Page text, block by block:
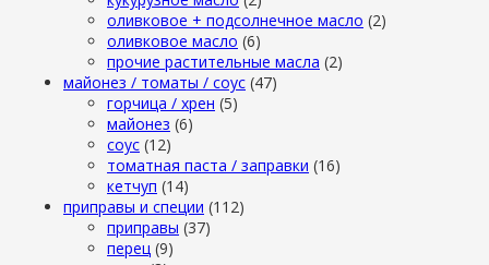
оливковое + подсолнечное масло (2)
оливковое масло (6)
прочие растительные масла (2)
майонез / томаты / соус (47)
горчица / хрен (5)
майонез (6)
соус (12)
томатная паста / заправки (16)
кетчуп (14)
приправы и специи (112)
приправы (37)
перец (9)